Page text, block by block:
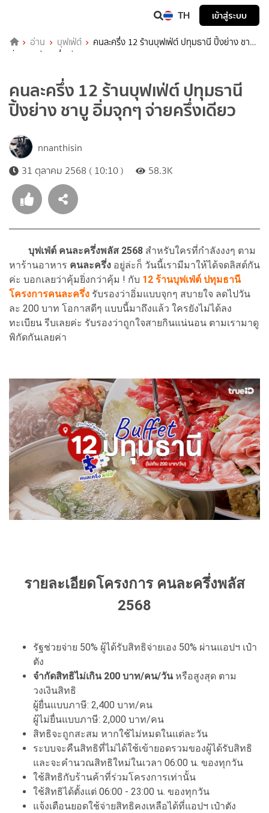
TH เข้าสู่ระบบ
อ่าน บุฟเฟ่ต์
คนละครึ่ง 12 ร้านบุฟเฟ่ต์ ปทุมธานี ปิ้งย่าง ชาบู
อิ่มจุกๆ จ่ายครึ่งเดียว
คนละครึ่ง 12 ร้านบุฟเฟ่ต์ ปทุมธานี
ปิ้งย่าง ชาบู อิ่มจุกๆ จ่ายครึ่งเดียว
nnanthisin
31 ตุลาคม 2568 ( 10:10 )
58.3K
บุฟเฟ่ต์ คนละครึ่งพลัส 2568 สำหรับใครที่กำลังงงๆ ตาม
หาร้านอาหาร คนละครึ่ง อยู่ล่ะก็ วันนี้เรามีมาให้ได้จดลิสต์กัน
ค่ะ บอกเลยว่าคุ้มยิ่งกว่าคุ้ม ! กับ 12 ร้านบุฟเฟ่ต์ ปทุมธานี
โครงการคนละครึ่ง รับรองว่าอิ่มแบบจุกๆ สบายใจ ลดไปวัน
ละ 200 บาท โอกาสดีๆ แบบนี้มาถึงแล้ว ใครยังไม่ได้ลง
ทะเบียน รีบเลยค่ะ รับรองว่าถูกใจสายกินแน่นอน ตามเรามาดู
พิกัดกันเลยค่า
รายละเอียดโครงการ คนละครึ่งพลัส
2568
รัฐช่วยจ่าย 50% ผู้ได้รับสิทธิจ่ายเอง 50% ผ่านแอปฯ เป๋า
ตัง
จำกัดสิทธิไม่เกิน 200 บาท/คน/วันหรือสูงสุด ตาม
วงเงินสิทธิ
ผู้ยื่นแบบภาษี: 2,400 บาท/คน
ผู้ไม่ยื่นแบบภาษี: 2,000 บาท/คน
สิทธิจะถูกสะสม หากใช้ไม่หมดในแต่ละวัน
ระบบจะคืนสิทธิที่ไม่ได้ใช้เข้ายอดรวมของผู้ได้รับสิทธิ
และจะคำนวณสิทธิใหม่ในเวลา 06:00 น. ของทุกวัน
ใช้สิทธิกับร้านค้าที่ร่วมโครงการเท่านั้น
ใช้สิทธิได้ตั้งแต่ 06:00 - 23:00 น. ของทุกวัน
แจ้งเตือนยอดใช้จ่ายสิทธิคงเหลือได้ที่แอปฯ เป๋าตัง